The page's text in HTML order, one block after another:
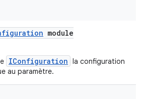
module
IConfiguration la configuration
au paramètre.